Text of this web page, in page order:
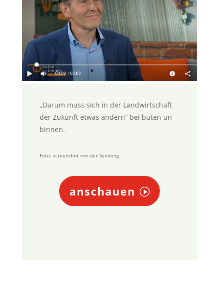
„Darum muss sich in der Landwirtschaft
der Zukunft etwas ändern“ bei buten un
binnen.
Foto: screenshot von der Sendung
anschauen